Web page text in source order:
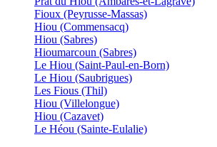
Fioux (Peyrusse-Massas)
Hiou (Commensacq)
Hiou (Sabres)
Hioumarcoun (Sabres)
Le Hiou (Saint-Paul-en-Born)
Le Hiou (Saubrigues)
Les Fious (Thil)
Hiou (Villelongue)
Hiou (Cazavet)
Le Héou (Sainte-Eulalie)